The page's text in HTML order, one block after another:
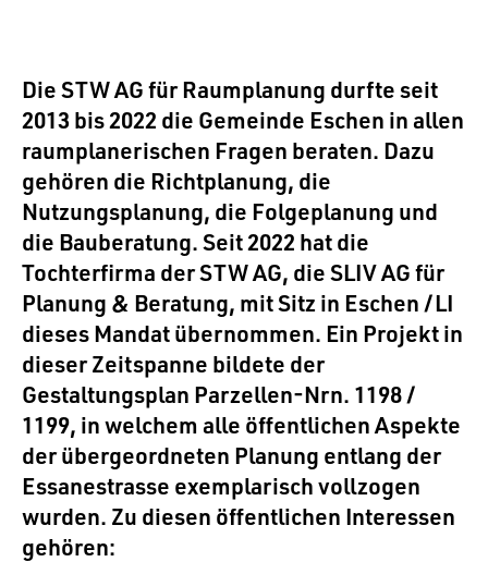
Die STW AG für Raumplanung durfte seit
2013 bis 2022 die Gemeinde Eschen in allen
raumplanerischen Fragen beraten. Dazu
gehören die Richtplanung, die
Nutzungsplanung, die Folgeplanung und
die Bauberatung. Seit 2022 hat die
Tochterfirma der STW AG, die SLIV AG für
Planung & Beratung, mit Sitz in Eschen /LI
dieses Mandat übernommen. Ein Projekt in
dieser Zeitspanne bildete der
Gestaltungsplan Parzellen-Nrn. 1198 /
1199, in welchem alle öffentlichen Aspekte
der übergeordneten Planung entlang der
Essanestrasse exemplarisch vollzogen
wurden. Zu diesen öffentlichen Interessen
gehören: